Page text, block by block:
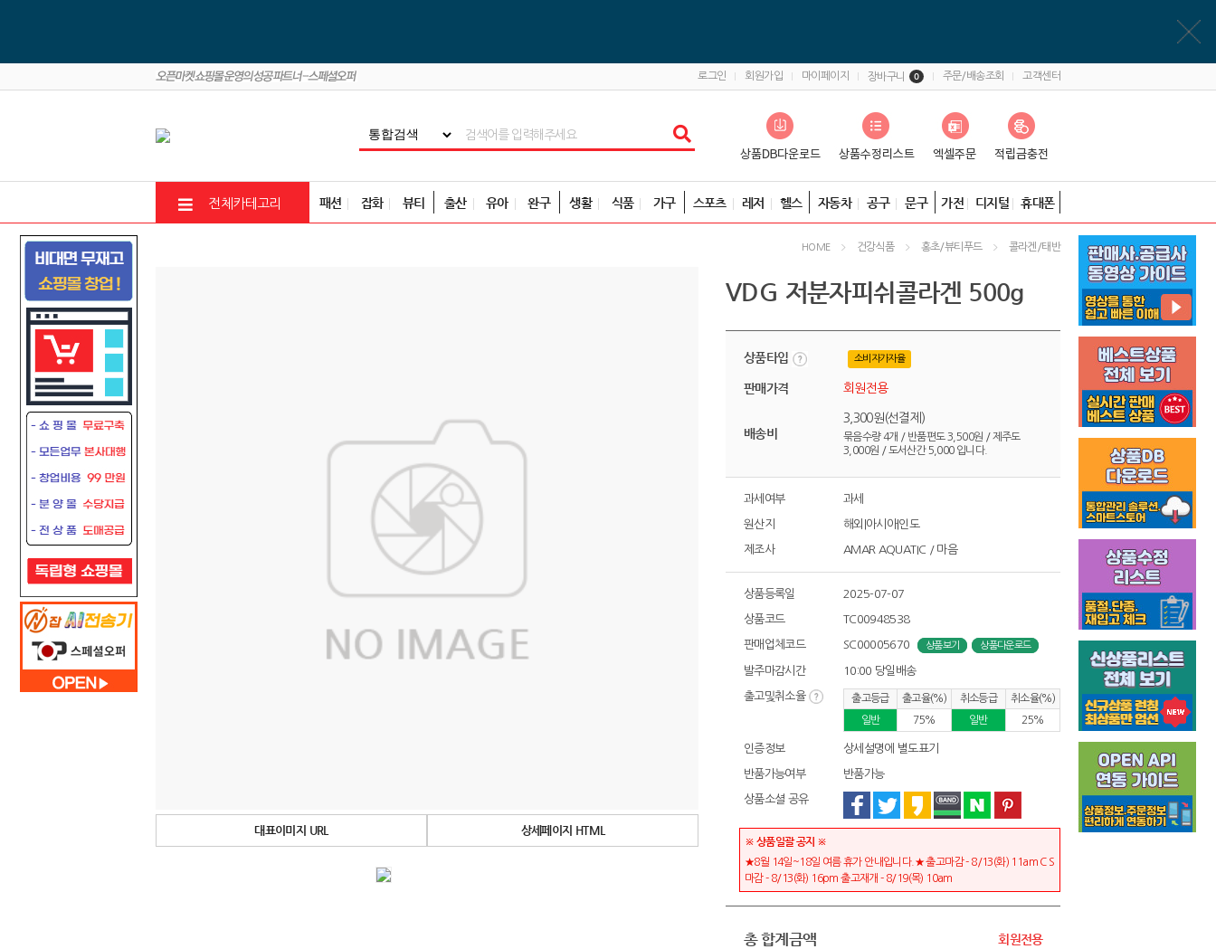
로그인 회원가입 마이페이지 장바구니 0 주문/배송조회 고객센터
전체카테고리 패션 잡화 뷰티 출산 유아 완구 생활 식품 가구 스포츠 레저 헬스 자동차 공구 문구 가전 디지털 휴대폰
HOME 건강식품 홍초/뷰티푸드 콜라겐/태반
대표이미지 URL 상세페이지 HTML
VDG 저분자피쉬콜라겐 500g
상품타입 소비자가자율
판매가격 회원전용
배송비
3,300원(선결제)
묶음수량 4개 / 반품편도 3,500원 / 제주도
3,000원 / 도서산간 5,000 입니다.
과세여부 과세
원산지 해외|아시아|인도
제조사 AMAR AQUATIC / 마음
상품등록일 2025-07-07
상품코드 TC00948538
판매업체코드 SC00005670 상품보기 상품다운로드
발주마감시간 10:00 당일배송
출고및취소율 출고등급 출고율(%) 취소등급
취소율(%)
일반
75% 일반 25%
인증정보 상세설명에 별도표기
반품가능여부 반품가능
상품소셜 공유
※ 상품일괄 공지 ※
★8월 14일~18일 여름 휴가 안내입니다.★ 출고마감 - 8/13(화) 11am C S
마감 - 8/13(화) 16pm 출고재개 - 8/19(목) 10am
총 합계금액 회원전용